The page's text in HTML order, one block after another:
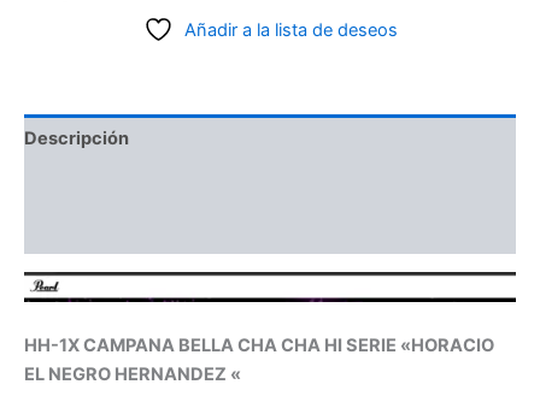
Añadir a la lista de deseos
Descripción
HH-1X CAMPANA BELLA CHA CHA HI SERIE «HORACIO
EL NEGRO HERNANDEZ «